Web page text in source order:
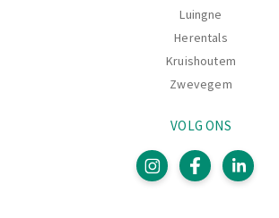
Luingne
Herentals
Kruishoutem
Zwevegem
VOLG ONS